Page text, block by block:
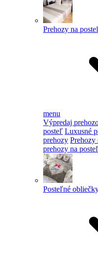
Prehozy na
menu
Výpredaj
posteľ Luxusné
prehozy Prehozy
prehozy na
Posteľné